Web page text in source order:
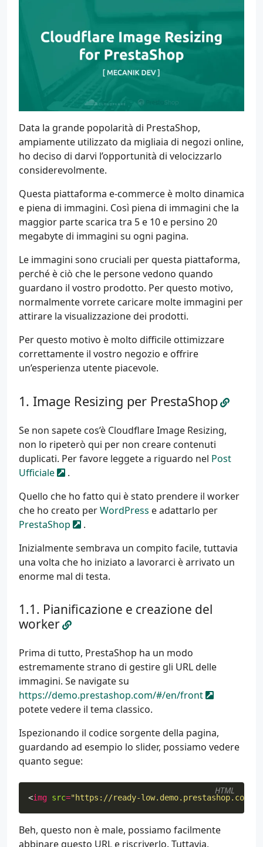
Data la grande popolarità di PrestaShop,
ampiamente utilizzato da migliaia di negozi online,
ho deciso di darvi l’opportunità di velocizzarlo
considerevolmente.
Questa piattaforma e-commerce è molto dinamica
e piena di immagini. Così piena di immagini che la
maggior parte scarica tra 5 e 10 e persino 20
megabyte di immagini su ogni pagina.
Le immagini sono cruciali per questa piattaforma,
perché è ciò che le persone vedono quando
guardano il vostro prodotto. Per questo motivo,
normalmente vorrete caricare molte immagini per
attirare la visualizzazione dei prodotti.
Per questo motivo è molto difficile ottimizzare
correttamente il vostro negozio e offrire
un’esperienza utente piacevole.
Image Resizing per PrestaShop
Se non sapete cos’è Cloudflare Image Resizing,
non lo ripeterò qui per non creare contenuti
duplicati. Per favore leggete a riguardo nel Post
Ufficiale
.
Quello che ho fatto qui è stato prendere il worker
che ho creato perWordPress e adattarlo per
PrestaShop
.
Inizialmente sembrava un compito facile, tuttavia
una volta che ho iniziato a lavorarci è arrivato un
enorme mal di testa.
Pianificazione e creazione del
worker
Prima di tutto, PrestaShop ha un modo
estremamente strano di gestire gli URL delle
immagini. Se navigate su
https://demo.prestashop.com/#/en/front
potete vedere il tema classico.
Ispezionando il codice sorgente della pagina,
guardando ad esempio lo slider, possiamo vedere
quanto segue:
<img src="https://ready-low.demo.prestashop.com/
HTML
Beh, questo non è male, possiamo facilmente
abbinare questo URL e riscriverlo. Tuttavia,